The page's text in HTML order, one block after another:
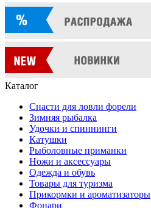
Каталог
Снасти для ловли форели
Зимняя рыбалка
Удочки и спиннинги
Катушки
Рыболовные приманки
Ножи и аксессуары
Одежда и обувь
Товары для туризма
Прикормки и ароматизаторы
Фонари